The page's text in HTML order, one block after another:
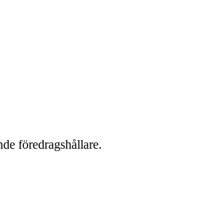
föredragshållare.